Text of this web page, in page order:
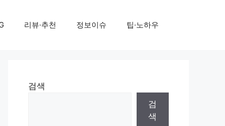
리뷰·추천 정보이슈 팁·노하우
검색
검
색